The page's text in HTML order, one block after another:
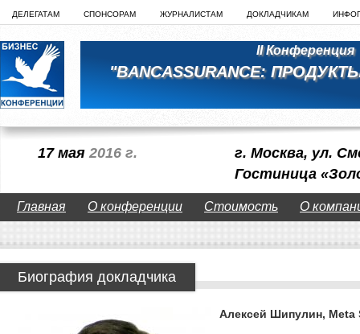
ДЕЛЕГАТАМ СПОНСОРАМ ЖУРНАЛИСТАМ ДОКЛАДЧИКАМ
II Конференция
"BANCASSURANCE:
17 мая 2016 г.
г. Москва, ул.
Гостиница
Главная О конференции Стоимость О
Биография докладчика
Алексей Шипулин, Meta